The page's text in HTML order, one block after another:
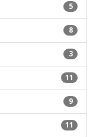
5
8
3
11
9
11